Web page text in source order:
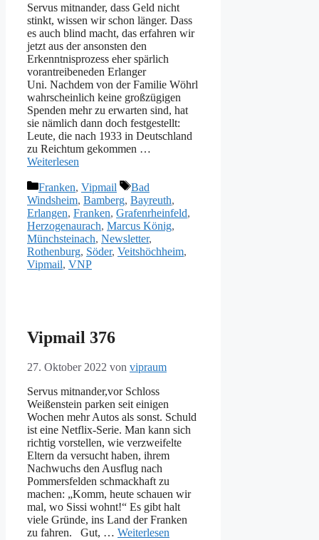
Servus mitnander, dass Geld nicht
stinkt, wissen wir schon länger. Dass
es auch blind macht, das erfahren wir
jetzt aus der ansonsten den
Erkenntnisprozess eher spärlich
vorantreibeneden Erlanger
Uni. Nachdem von der Familie Wöhrl
wahrscheinlich keine großzügigen
Spenden mehr zu erwarten sind, hat
sie nämlich dann doch festgestellt:
Leute, die nach 1933 in Deutschland
zu Reichtum gekommen …
Weiterlesen
Kategorien
Franken, Vipmail Schlagwörter
Bad
Windsheim, Bamberg, Bayreuth,
Erlangen, Franken, Grafenrheinfeld,
Herzogenaurach, Marcus König,
Münchsteinach, Newsletter,
Rothenburg, Söder, Veitshöchheim,
Vipmail, VNP
Vipmail 376
27. Oktober 2022 von vipraum
Servus mitnander,vor Schloss
Weißenstein parken seit einigen
Wochen mehr Autos als sonst. Schuld
ist eine Netflix-Serie. Man kann sich
richtig vorstellen, wie verzweifelte
Eltern da versucht haben, ihrem
Nachwuchs den Ausflug nach
Pommersfelden schmackhaft zu
machen: „Komm, heute schauen wir
mal, wo Sissi wohnt!“ Es gibt halt
viele Gründe, ins Land der Franken
zu fahren. Gut, … Weiterlesen